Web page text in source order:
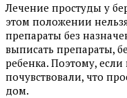
Лечение простуды у
этом положении
препараты без
выписать препараты,
ребенка. Поэтому,
почувствовали, что
дом.